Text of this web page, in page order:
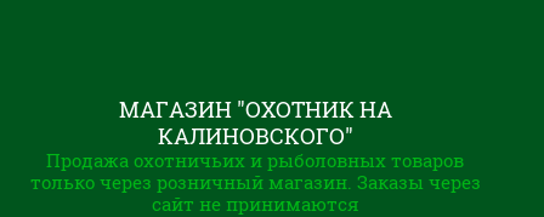
МАГАЗИН "ОХОТНИК НА
КАЛИНОВСКОГО"
Продажа охотничьих и рыболовных товаров
только через розничный магазин. Заказы через
сайт не принимаются